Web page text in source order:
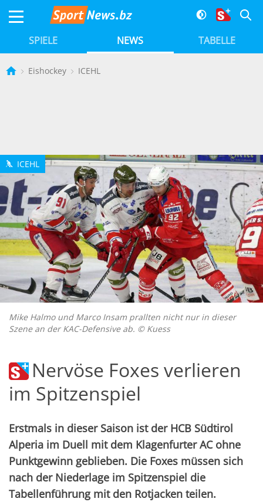
SPIELE NEWS TABELLE
Eishockey ICEHL
h ICEHL
Mike Halmo und Marco Insam prallten nicht nur in dieser
Szene an der KAC-Defensive ab. © Kuess
Nervöse Foxes verlieren
im Spitzenspiel
Erstmals in dieser Saison ist der HCB Südtirol
Alperia im Duell mit dem Klagenfurter AC ohne
Punktgewinn geblieben. Die Foxes müssen sich
nach der Niederlage im Spitzenspiel die
Tabellenführung mit den Rotjacken teilen.